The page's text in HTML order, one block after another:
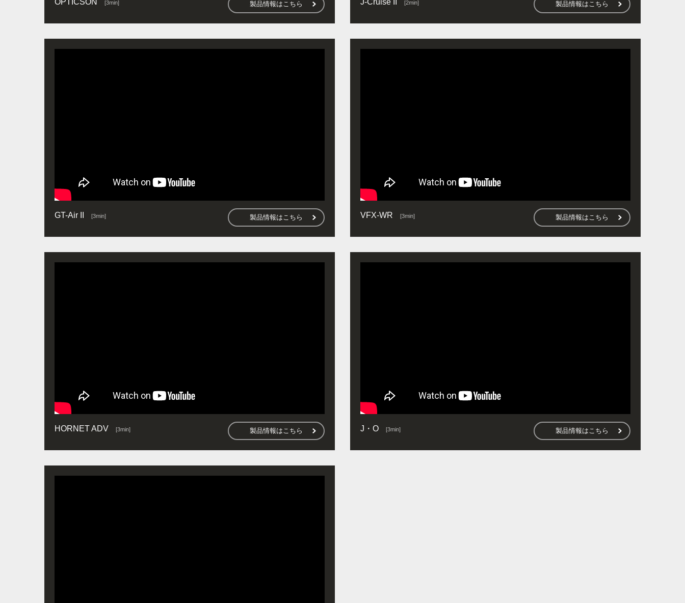
[3min] 製品情報はこちら [2min] 製品情報はこちら
GT-Air II [3min] 製品情報はこちら VFX-WR [3min] 製品情報はこちら
HORNET ADV [3min] 製品情報はこちら J・O [3min] 製品情報はこちら